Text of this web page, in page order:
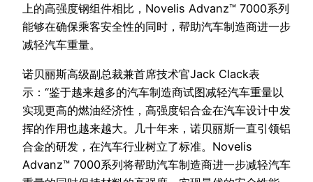
上的高强度钢组件相比，Novelis Advanz™ 7000系列
能够在确保乘客安全性的同时，帮助汽车制造商进一步
减轻汽车重量。
诺贝丽斯高级副总裁兼首席技术官Jack Clack表
示：“鉴于越来越多的汽车制造商试图减轻汽车重量以
实现更高的燃油经济性，高强度铝合金在汽车设计中发
挥的作用也越来越大。几十年来，诺贝丽斯一直引领铝
合金的研发，在汽车行业树立了标准。Novelis
Advanz™ 7000系列将帮助汽车制造商进一步减轻汽车